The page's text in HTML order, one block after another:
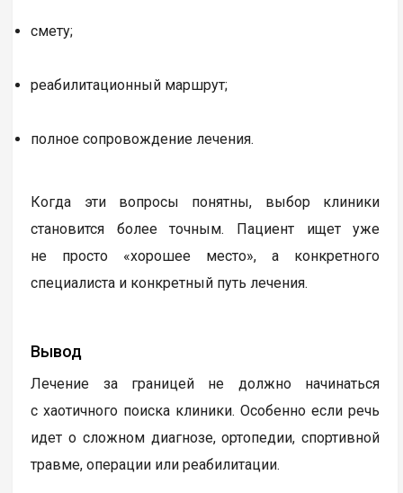
смету;
реабилитационный маршрут;
полное сопровождение лечения.
Когда эти вопросы понятны, выбор клиники
становится более точным. Пациент ищет уже
не просто «хорошее место», а конкретного
специалиста и конкретный путь лечения.
Вывод
Лечение за границей не должно начинаться
с хаотичного поиска клиники. Особенно если речь
идет о сложном диагнозе, ортопедии, спортивной
травме, операции или реабилитации.